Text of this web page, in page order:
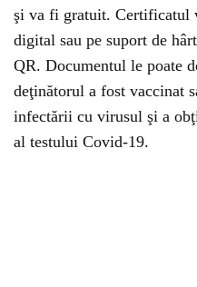
şi va fi gratuit.
digital sau pe suport de
QR. Documentul le poate
deţinătorul a fost vaccinat
infectării cu virusul şi a
al testului Covid-19.